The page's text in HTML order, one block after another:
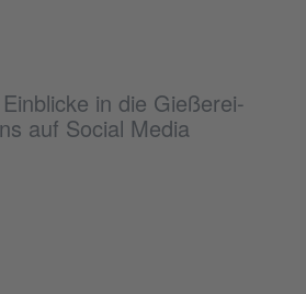
in die Gießerei-
auf Social Media